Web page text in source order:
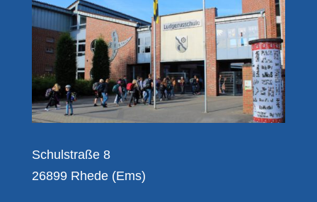
Schulstraße 8
26899 Rhede (Ems)